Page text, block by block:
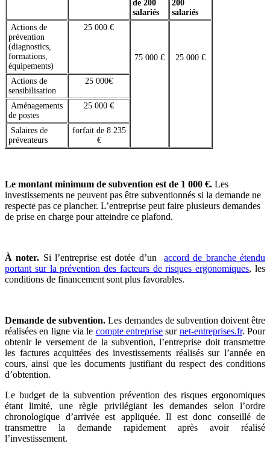
de 200
salariés
200
salariés
Actions de
prévention
(diagnostics,
formations,
équipements)
25 000 €
75 000 € 25 000 €
Actions de
sensibilisation
25 000€
Aménagements
de postes
25 000 €
Salaires de
préventeurs
forfait de 8 235
€
Le montant minimum de subvention est de 1 000 €. Les
investissements ne peuvent pas être subventionnés si la demande ne
respecte pas ce plancher. L’entreprise peut faire plusieurs demandes
de prise en charge pour atteindre ce plafond.
À noter. Si l’entreprise est dotée d’un
accord de branche étendu
portant sur la prévention des facteurs de risques ergonomiques, les
conditions de financement sont plus favorables.
Demande de subvention. Les demandes de subvention doivent être
réalisées en ligne via le compte entreprise sur net-entreprises.fr. Pour
obtenir le versement de la subvention, l’entreprise doit transmettre
les factures acquittées des investissements réalisés sur l’année en
cours, ainsi que les documents justifiant du respect des conditions
d’obtention.
Le budget de la subvention prévention des risques ergonomiques
étant limité, une règle privilégiant les demandes selon l’ordre
chronologique d’arrivée est appliquée. Il est donc conseillé de
transmettre la demande rapidement après avoir réalisé
l’investissement.